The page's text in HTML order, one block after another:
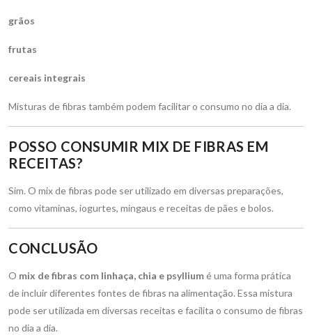
grãos
frutas
cereais integrais
Misturas de fibras também podem facilitar o consumo no dia a dia.
POSSO CONSUMIR MIX DE FIBRAS EM
RECEITAS?
Sim. O mix de fibras pode ser utilizado em diversas preparações,
como vitaminas, iogurtes, mingaus e receitas de pães e bolos.
CONCLUSÃO
O mix de fibras com linhaça, chia e psylliumé uma forma prática
de incluir diferentes fontes de fibras na alimentação. Essa mistura
pode ser utilizada em diversas receitas e facilita o consumo de fibras
no dia a dia.